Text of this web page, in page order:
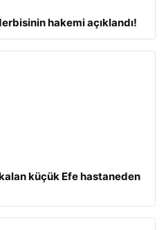
hakemi açıklandı!
küçük Efe hastaneden